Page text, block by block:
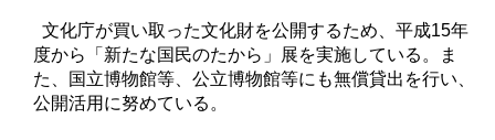
文化庁が買い取った文化財を公開するため、平成15年
度から「新たな国民のたから」展を実施している。ま
た、国立博物館等、公立博物館等にも無償貸出を行い、
公開活用に努めている。